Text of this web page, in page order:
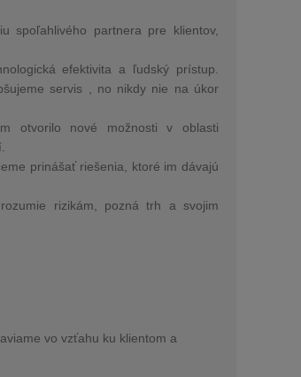
spoľahlivého partnera pre klientov,
efektivita a ľudský prístup.
servis , no nikdy nie na úkor
otvorilo nové možnosti v oblasti
prinášať riešenia, ktoré im dávajú
rizikám, pozná trh a svojim
vo vzťahu ku klientom a